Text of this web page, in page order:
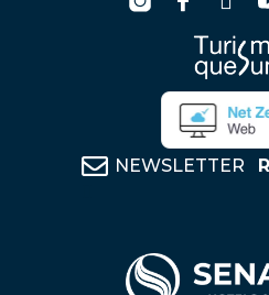
NEWSLETTER